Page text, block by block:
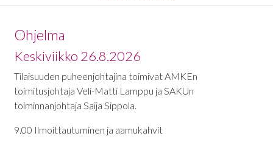
Ohjelma
Keskiviikko 26.8.2026
Tilaisuuden puheenjohtajina toimivat AMKEn
toimitusjohtaja Veli-Matti Lamppu ja SAKUn
toiminnanjohtaja Saija Sippola.
9.00 Ilmoittautuminen ja aamukahvit